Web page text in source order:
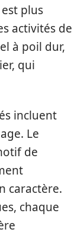
plus
activités de
à poil dur,
qui
incluent
Le
de
caractère.
chaque